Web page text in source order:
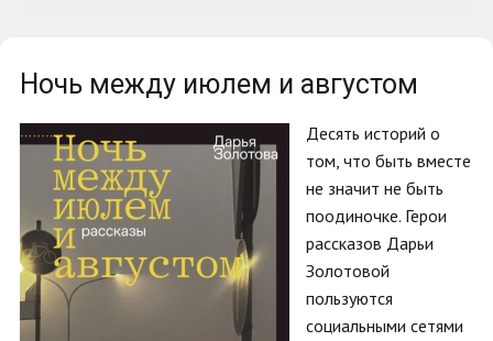
Ночь между июлем и августом
Десять историй о
том, что быть вместе
не значит не быть
поодиночке. Герои
рассказов Дарьи
Золотовой
пользуются
социальными сетями